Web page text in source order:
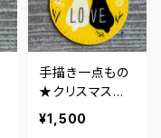
手描き一点もの
★クリスマスオ
ーナメント★うさ
ぎラブ・イエロー
¥1,500